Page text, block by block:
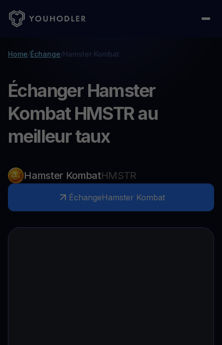
Home/Échange/Hamster Kombat
Échanger Hamster
Kombat HMSTR au
meilleur taux
Hamster KombatHMSTR
ÉchangeHamster Kombat